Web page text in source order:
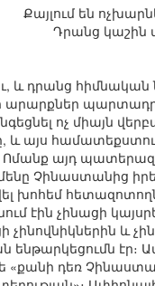
Քայլում են
Դրանց կաշին
և դրանց
ոչ միայն
և այս
այդ
Չինաստանից
էին չինացի
չինովնիկներին և
էր։
դեռ